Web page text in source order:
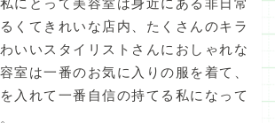
くてきれいな店内、たくさんのキラ
いいスタイリストさんにおしゃれな
室は一番のお気に入りの服を着て、
入れて一番自信の持てる私になって